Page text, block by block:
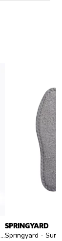
Springyard - Comfort Mini - Uppbyggd sula
SPRINGYARD